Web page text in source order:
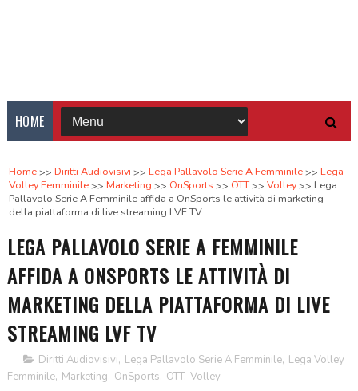
HOME
Home Diritti Audiovisivi Lega Pallavolo Serie A Femminile
Lega
Volley Femminile
Marketing OnSports OTT Volley
Lega
Pallavolo Serie A Femminile affida a OnSports le attività di marketing
della piattaforma di live streaming LVF TV
LEGA PALLAVOLO SERIE A FEMMINILE
AFFIDA A ONSPORTS LE ATTIVITÀ DI
MARKETING DELLA PIATTAFORMA DI LIVE
STREAMING LVF TV
Diritti Audiovisivi, Lega Pallavolo Serie A Femminile, Lega Volley
Femminile, Marketing, OnSports, OTT, Volley